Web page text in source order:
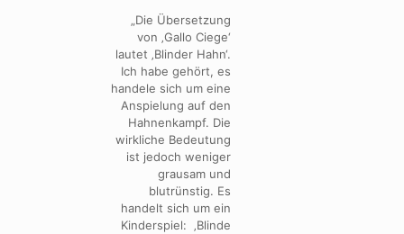
„Die Übersetzung
von ‚Gallo Ciege‘
lautet ‚Blinder Hahn‘.
Ich habe gehört, es
handele sich um eine
Anspielung auf den
Hahnenkampf. Die
wirkliche Bedeutung
ist jedoch weniger
grausam und
blutrünstig. Es
handelt sich um ein
Kinderspiel: ‚Blinde